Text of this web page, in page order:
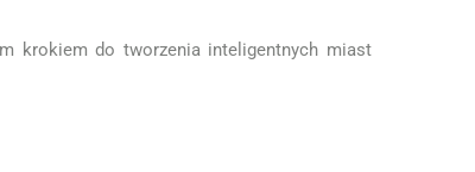
krokiem do tworzenia inteligentnych miast